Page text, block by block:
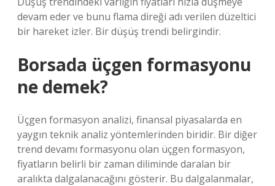
devam eder ve bunu flama direği adı verilen düzeltici
bir hareket izler. Bir düşüş trendi belirgindir.
Borsada üçgen formasyonu
ne demek?
Üçgen formasyon analizi, finansal piyasalarda en
yaygın teknik analiz yöntemlerinden biridir. Bir diğer
trend devamı formasyonu olan üçgen formasyon,
fiyatların belirli bir zaman diliminde daralan bir
aralıkta dalgalanacağını gösterir. Bu dalgalanmalar,